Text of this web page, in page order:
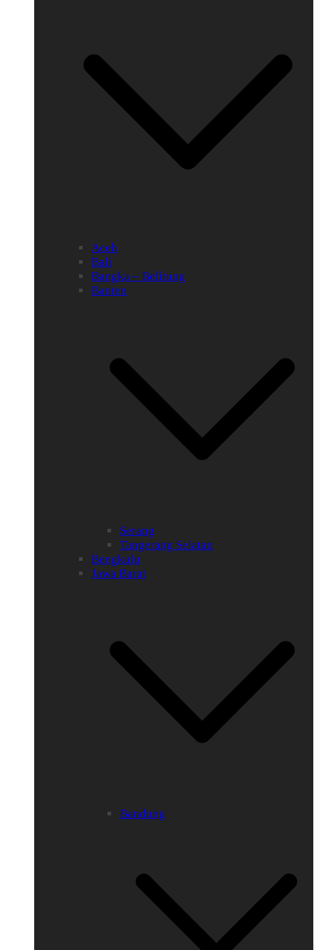
Aceh
Bali
Bangka – Belitung
Banten
Serang
Tangerang Selatan
Bengkulu
Jawa Barat
Bandung